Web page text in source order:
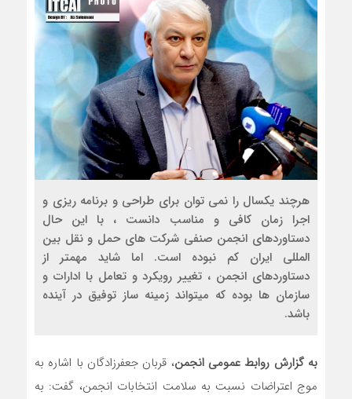
هرچند یکسال را نمی توان برای طراحی و برنامه ریزی و
اجرا زمان کافی و مناسب دانست ، با این حال
دستاوردهای انجمن صنفی شرکت های حمل و نقل بین
المللی ایران کم نبوده است. اما شاید مهمتر از
دستاوردهای انجمن ، تغییر رویکرد و تعامل با ادارات و
سازمان ها بوده که میتواند زمینه ساز توفیق در آینده
باشد.
به گزارش روابط عمومی انجمن، قربان جعفرزادگان با اشاره به
موج اعتراضات نسبت به سلامت انتخابات انجمن، گفت: به